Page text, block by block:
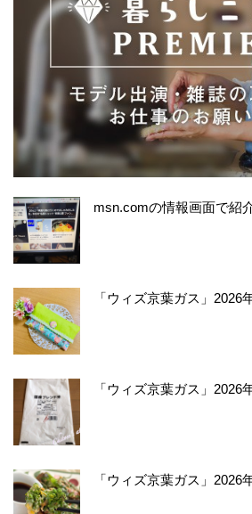
msn.comの情報画面で紹
「ウィズ京葉ガス」2026
「ウィズ京葉ガス」2026
「ウィズ京葉ガス」2026